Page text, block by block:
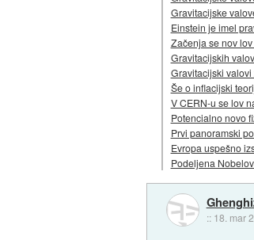
Gravitacijske
Einstein je imel
Začenja se nov
Gravitacijskih
Gravitacijski
Še o inflacijski
V CERN-u se lov
Potencialno novo
Prvi panoramski
Evropa uspešno
Podeljena
:: 18. mar